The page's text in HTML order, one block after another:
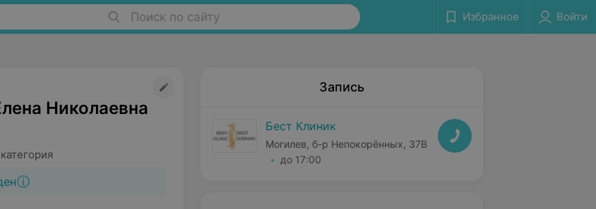
Поиск по сайту Избранное Войти
Николаевна
Запись
Бест Клиник
Могилев, б-р Непокорённых, 37В
до 17:00